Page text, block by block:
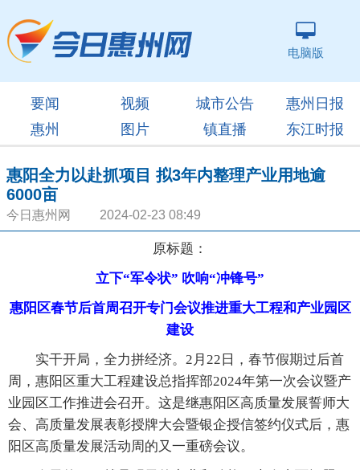
电脑版
要闻 视频 城市公告
惠州日报
惠州
图片 镇直播 东江时报
惠阳全力以赴抓项目 拟3年内整理产业用地逾
6000亩
今日惠州网 2024-02-23 08:49
原标题：
立下“军令状” 吹响“冲锋号”
惠阳区春节后首周召开专门会议推进重大工程和产业园区
建设
实干开局，全力拼经济。2月22日，春节假期过后首
周，惠阳区重大工程建设总指挥部2024年第一次会议暨产
业园区工作推进会召开。这是继惠阳区高质量发展誓师大
会、高质量发展表彰授牌大会暨银企授信签约仪式后，惠
阳区高质量发展活动周的又一重磅会议。